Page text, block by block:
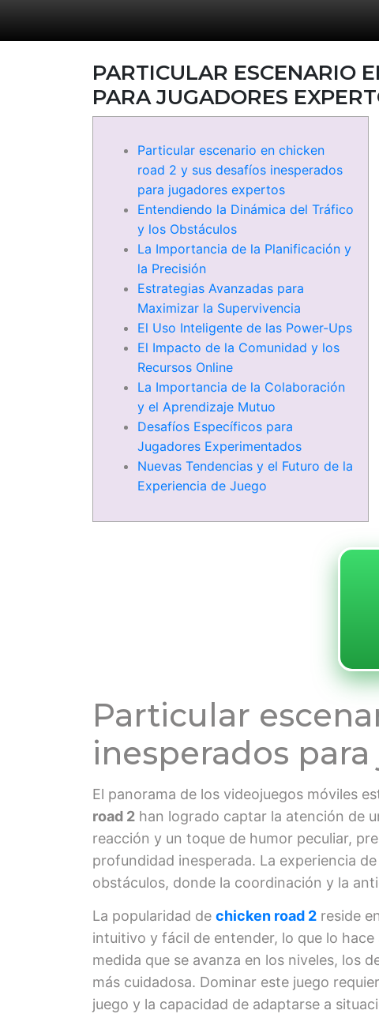
PARTICULAR ESCENARIO
PARA JUGADORES
Particular escenario en chicken
road 2 y sus desafíos inesperados
para jugadores expertos
Entendiendo la Dinámica del Tráfico
y los Obstáculos
La Importancia de la Planificación y
la Precisión
Estrategias Avanzadas para
Maximizar la Supervivencia
El Uso Inteligente de las Power-Ups
El Impacto de la Comunidad y los
Recursos Online
La Importancia de la Colaboración
y el Aprendizaje Mutuo
Desafíos Específicos para
Jugadores Experimentados
Nuevas Tendencias y el Futuro de la
Experiencia de Juego
Particular
inesperados
El panorama de los videojuegos móviles
road 2 han logrado captar la atención de
reacción y un toque de humor peculiar,
profundidad inesperada. La experiencia
obstáculos, donde la coordinación y la
La popularidad de chicken road 2 reside
intuitivo y fácil de entender, lo que lo
medida que se avanza en los niveles, los
más cuidadosa. Dominar este juego
juego y la capacidad de adaptarse a